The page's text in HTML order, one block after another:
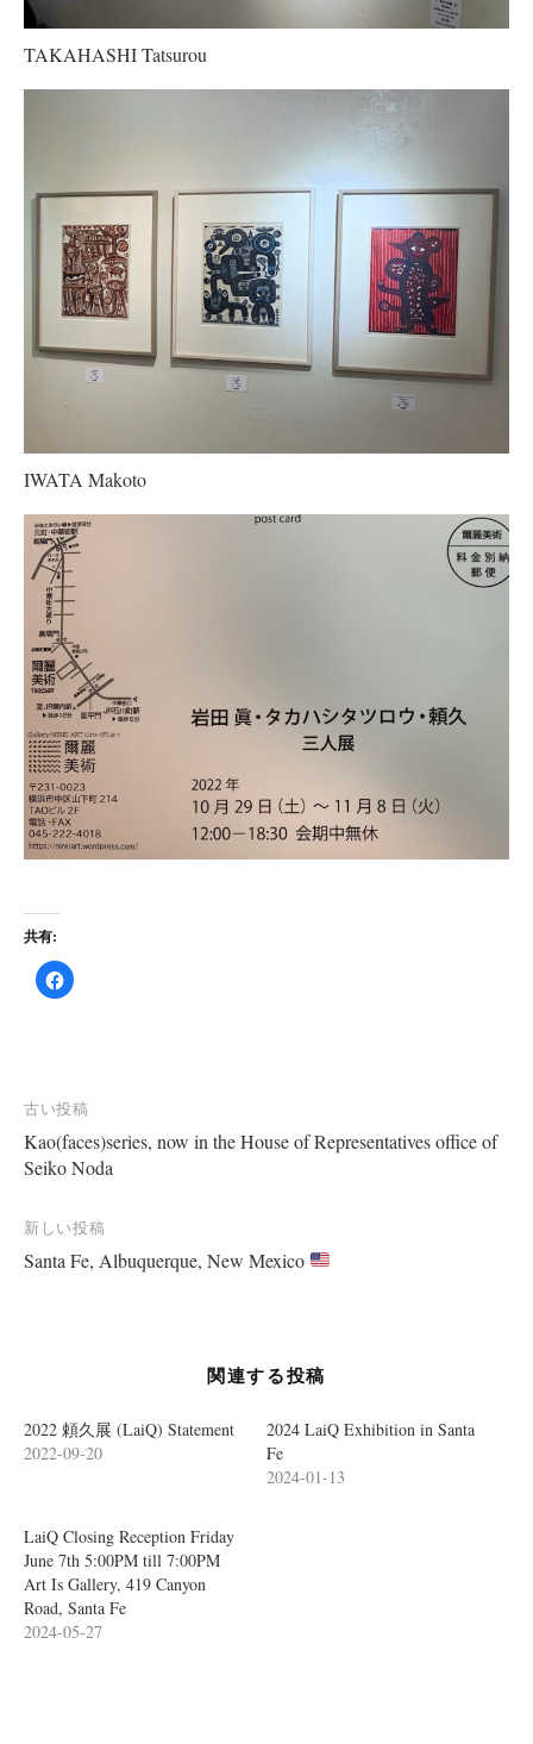
TAKAHASHI Tatsurou
IWATA Makoto
共有:
F
a
共
有
す
る
に
は
ッ
ク
て
ン
ド
ウ
で
)
投
稿
ナ
ビ
ゲ
古い投稿
Kao(faces)series, now in the House of Representatives office of
Seiko Noda
新しい投稿
Santa Fe, Albuquerque, New Mexico
関連する投稿
2022 頼久展 (LaiQ) Statement
2022-09-20
2024 LaiQ Exhibition in Santa
Fe
2024-01-13
LaiQ Closing Reception Friday
June 7th 5:00PM till 7:00PM
Art Is Gallery, 419 Canyon
Road, Santa Fe
2024-05-27